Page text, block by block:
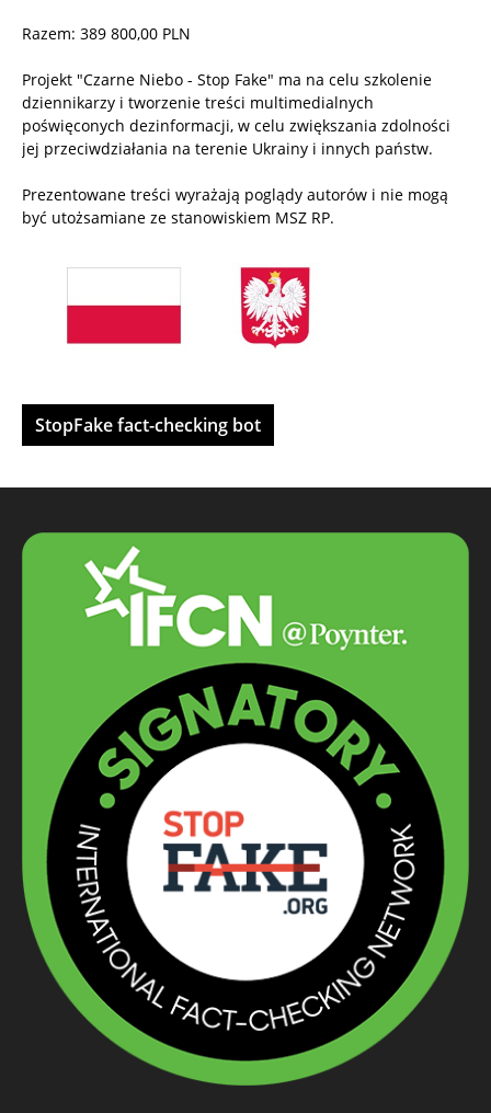
Razem: 389 800,00 PLN
Projekt "Czarne Niebo - Stop Fake" ma na celu szkolenie
dziennikarzy i tworzenie treści multimedialnych
poświęconych dezinformacji, w celu zwiększania zdolności
jej przeciwdziałania na terenie Ukrainy i innych państw.
Prezentowane treści wyrażają poglądy autorów i nie mogą
być utożsamiane ze stanowiskiem MSZ RP.
StopFake fact-checking bot